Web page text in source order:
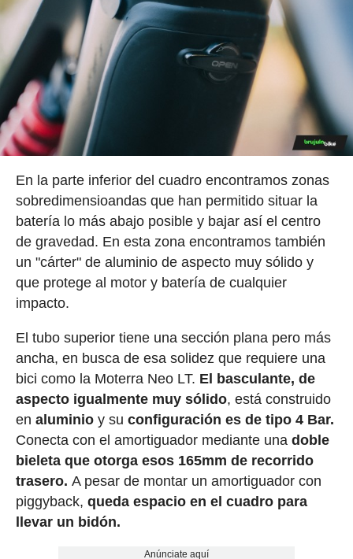
En la parte inferior del cuadro encontramos zonas
sobredimensioandas que han permitido situar la
batería lo más abajo posible y bajar así el centro
de gravedad. En esta zona encontramos también
un "cárter" de aluminio de aspecto muy sólido y
que protege al motor y batería de cualquier
impacto.
El tubo superior tiene una sección plana pero más
ancha, en busca de esa solidez que requiere una
bici como la Moterra Neo LT. El basculante, de
aspecto igualmente muy sólido, está construido
en aluminioy su configuración es de tipo 4 Bar.
Conecta con el amortiguador mediante una doble
bieleta que otorga esos 165mm de recorrido
trasero. A pesar de montar un amortiguador con
piggyback, queda espacio en el cuadro para
llevar un bidón.
Anúnciate aquí